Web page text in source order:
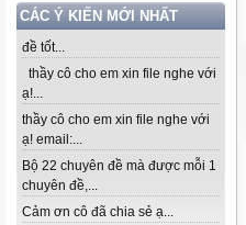
CÁC Ý KIẾN MỚI NHẤT
đề tốt...
thầy cô cho em xin file nghe với
ạ!...
thầy cô cho em xin file nghe với
ạ! email:...
Bộ 22 chuyên đề mà được mỗi 1
chuyên đề,...
Cảm ơn cô đã chia sẻ ạ...